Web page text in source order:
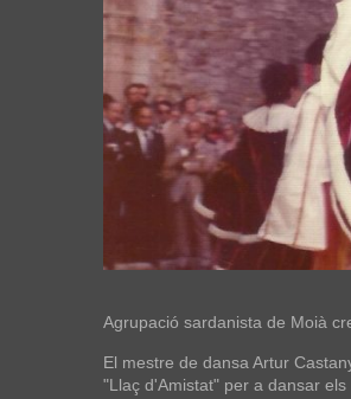
Agrupació sardanista de Moià
El mestre de dansa Artur
"Llaç d'Amistat" per a dansar